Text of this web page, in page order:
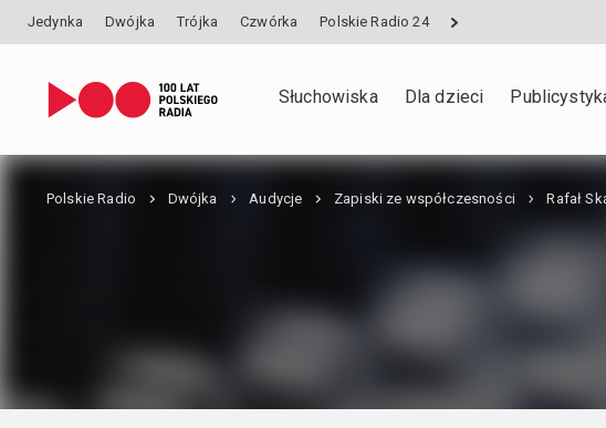
Jedynka Dwójka Trójka Czwórka Polskie Radio 24
Słuchowiska Dla dzieci
Polskie Radio Dwójka Audycje Zapiski ze współczesności Rafał